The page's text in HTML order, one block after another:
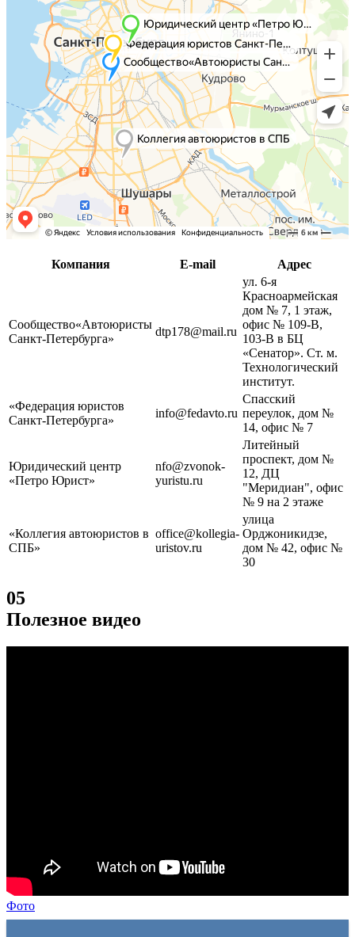
Компания E-mail Адрес
Сообщество«Автоюристы
Санкт-Петербурга»
dtp178@mail.ru
ул. 6-я
Красноармейская
дом № 7, 1 этаж,
офис № 109-В,
103-В в БЦ
«Сенатор». Ст. м.
Технологический
институт.
«Федерация юристов
Санкт-Петербурга»
info@​fedavto.​ru
Спасский
переулок, дом №
14, офис № 7
Юридический центр
«Петро Юрист»
nfo@zvonok-
yuristu.ru
Литейный
проспект, дом №
12, ДЦ
"Меридиан", офис
№ 9 на 2 этаже
«Коллегия автоюристов в
СПБ»
office@kollegia-
uristov.ru
улица
Орджоникидзе,
дом № 42, офис №
30
05
Полезное видео
Фото